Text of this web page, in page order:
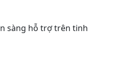
sàng hỗ trợ trên tinh